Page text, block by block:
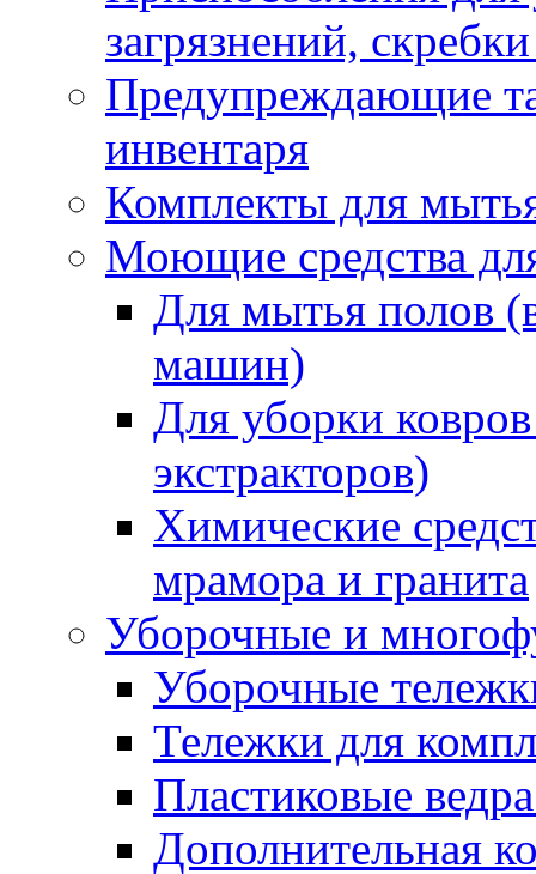
загрязнений,
Предупреждающие
инвентаря
Комплекты для
Моющие средства
Для мытья полов
машин)
Для уборки
экстракторов)
Химические
мрамора и гранита
Уборочные и
Уборочные
Тележки для
Пластиковые
Дополнительная